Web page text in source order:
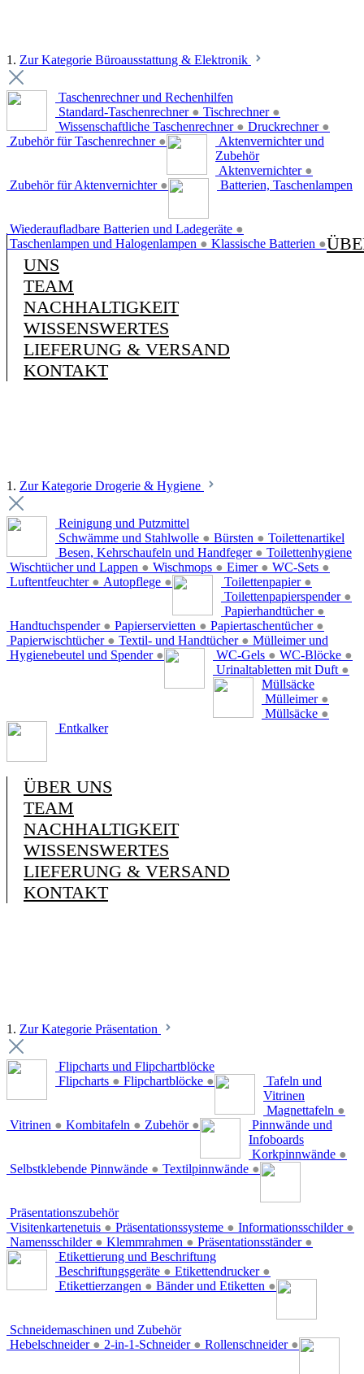
1. Zur Kategorie Büroausstattung & Elektronik
Taschenrechner und Rechenhilfen
Standard-Taschenrechner ● Tischrechner ●
Wissenschaftliche Taschenrechner ● Druckrechner ●
Zubehör für Taschenrechner ●
Aktenvernichter und
Zubehör
Aktenvernichter ●
Zubehör für Aktenvernichter ● Batterien, Taschenlampen
Wiederaufladbare Batterien und Ladegeräte ●
Taschenlampen und Halogenlampen ● Klassische Batterien ●
UNS
TEAM
NACHHALTIGKEIT
WISSENSWERTES
LIEFERUNG & VERSAND
KONTAKT
1. Zur Kategorie Drogerie & Hygiene
Reinigung und Putzmittel
Schwämme und Stahlwolle ● Bürsten ●
Besen, Kehrschaufeln und Handfeger ●
Wischtücher und Lappen ● Wischmops ● Eimer ● WC-Sets ●
Luftentfeuchter ● Autopflege ●
Toilettenartikel
Toilettenpapier ●
Toilettenpapierspender ●
Papierhandtücher ●
Handtuchspender ● Papierservietten ● Papiertaschentücher ●
Papierwischtücher ● Textil- und Handtücher ●
Hygienebeutel und Spender ●
Toilettenhygiene
WC-Gels ● WC-Blöcke ●
Urinaltabletten mit Duft ●
Mülleimer und
Müllsäcke
Mülleimer ●
Müllsäcke ●
Entkalker
ÜBER UNS
TEAM
NACHHALTIGKEIT
WISSENSWERTES
LIEFERUNG & VERSAND
KONTAKT
1. Zur Kategorie Präsentation
Flipcharts und Flipchartblöcke
Flipcharts ● Flipchartblöcke ●
Tafeln und
Vitrinen
Magnettafeln ●
Vitrinen ● Kombitafeln ● Zubehör ●
Pinnwände und
Infoboards
Korkpinnwände ●
Selbstklebende Pinnwände ● Textilpinnwände ●
Präsentationszubehör
Visitenkartenetuis ● Präsentationssysteme ● Informationsschilder ●
Namensschilder ● Klemmrahmen ● Präsentationsständer ●
Etikettierung und Beschriftung
Beschriftungsgeräte ● Etikettendrucker ●
Etikettierzangen ● Bänder und Etiketten ●
Schneidemaschinen und Zubehör
Hebelschneider ● 2-in-1-Schneider ● Rollenschneider ●